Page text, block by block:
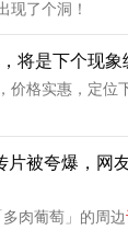
现了个洞！
，将是下个现象
，价格实惠，定位
片被夸爆，网
肉葡萄」的周边